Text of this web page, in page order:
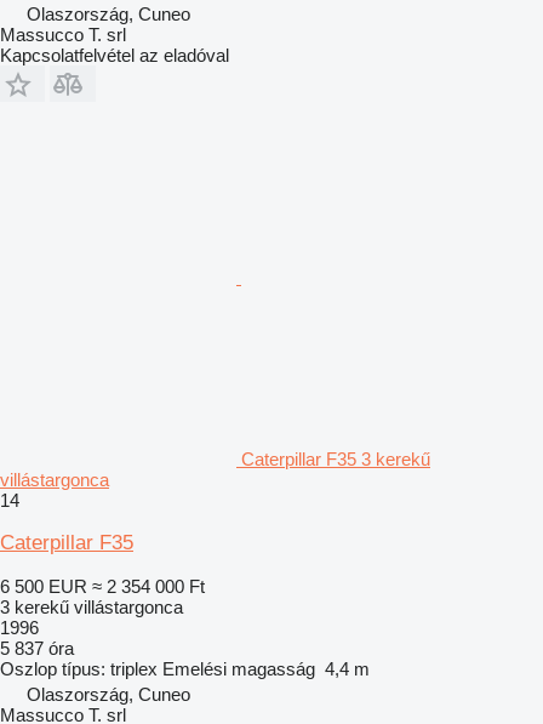
Olaszország, Cuneo
Massucco T. srl
Kapcsolatfelvétel az eladóval
Caterpillar F35 3 kerekű
villástargonca
14
Caterpillar F35
6 500 EUR ≈ 2 354 000 Ft
3 kerekű villástargonca
1996
5 837 óra
Oszlop típus: triplex Emelési magasság 4,4 m
Olaszország, Cuneo
Massucco T. srl